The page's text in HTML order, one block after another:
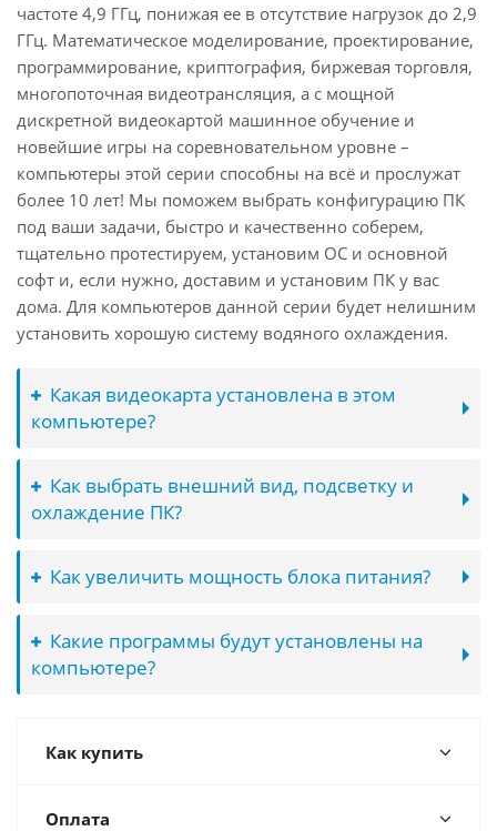
частоте 4,9 ГГц, понижая ее в отсутствие нагрузок до 2,9
ГГц. Математическое моделирование, проектирование,
программирование, криптография, биржевая торговля,
многопоточная видеотрансляция, а с мощной
дискретной видеокартой машинное обучение и
новейшие игры на соревновательном уровне –
компьютеры этой серии способны на всё и прослужат
более 10 лет! Мы поможем выбрать конфигурацию ПК
под ваши задачи, быстро и качественно соберем,
тщательно протестируем, установим ОС и основной
софт и, если нужно, доставим и установим ПК у вас
дома. Для компьютеров данной серии будет нелишним
установить хорошую систему водяного охлаждения.
Какая видеокарта установлена в этом
компьютере?
Как выбрать внешний вид, подсветку и
охлаждение ПК?
Как увеличить мощность блока питания?
Какие программы будут установлены на
компьютере?
Как купить
Оплата